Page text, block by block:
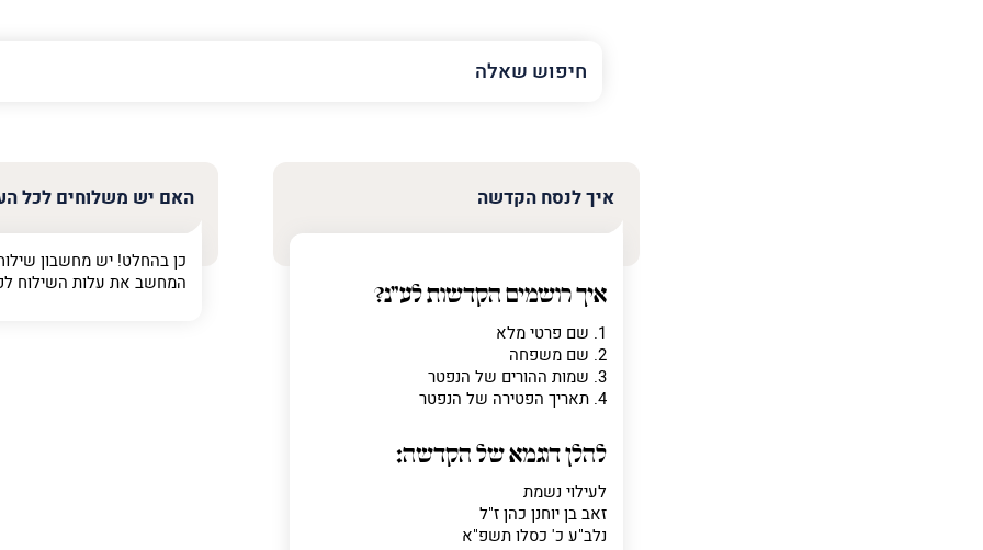
על
מה
מדובר
פרט על מה מדובר
איך לנסח הקדשה
איך רושמים הקדשות לע"נ?
1. שם פרטי מלא
2. שם משפחה
3. שמות ההורים של הנפטר
4. תאריך הפטירה של הנפטר
להלן דוגמא של הקדשה:
לעילוי נשמת
זאב בן יוחנן כהן ז"ל
נלב"ע כ' כסלו תשפ"א
האם יש משלוחים לכל
כן בהחלט! יש מחשבון
המחשב את עלות השילוח